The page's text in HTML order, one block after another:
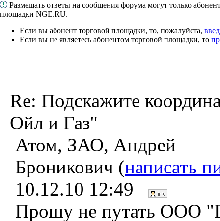
Размещать ответы на сообщения форума могут только
площадки NGE.RU.
Если вы абонент торговой площадки, то, пожалуйста,
Если вы не являетесь абонентом торговой площадки, то
Re: Подскажите
Ойл и Газ"
Атом, ЗАО, Андрей
Броникович (написать
10.12.10 12:49
Прошу не путать ООО